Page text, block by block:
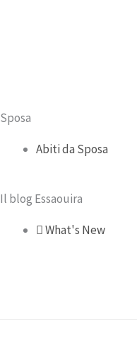
Sposa
Abiti da Sposa
Il blog Essaouira
What's New